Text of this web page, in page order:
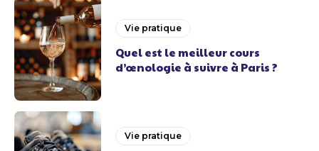
Vie pratique
Quel est le meilleur cours
d’œnologie à suivre à Paris ?
Vie pratique